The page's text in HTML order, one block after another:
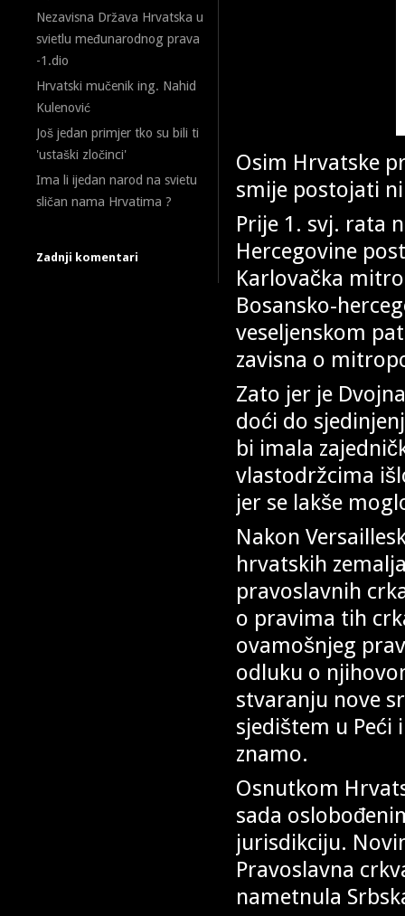
Nezavisna Država Hrvatska u
svietlu međunarodnog prava
-1.dio
Hrvatski mučenik ing. Nahid
Kulenović
Još jedan primjer tko su bili ti
'ustaški zločinci'
Ima li ijedan narod na svietu
sličan nama Hrvatima ?
Zadnji komentari
Osim Hrvatske
smije postojati
Prije 1. svj. rata
Hercegovine
Karlovačka
Bosansko-
veseljenskom
zavisna o
Zato jer je
doći do
bi imala
vlastodržcima
jer se lakše
Nakon
hrvatskih
pravoslavnih
o pravima tih
ovamošnjeg
odluku o
stvaranju nove
sjedištem u Peći
znamo.
Osnutkom
sada
jurisdikciju.
Pravoslavna
nametnula